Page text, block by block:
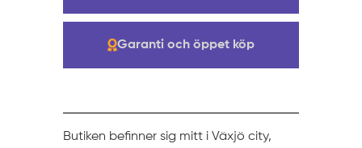
Garanti och öppet köp
Butiken befinner sig mitt i Växjö city,